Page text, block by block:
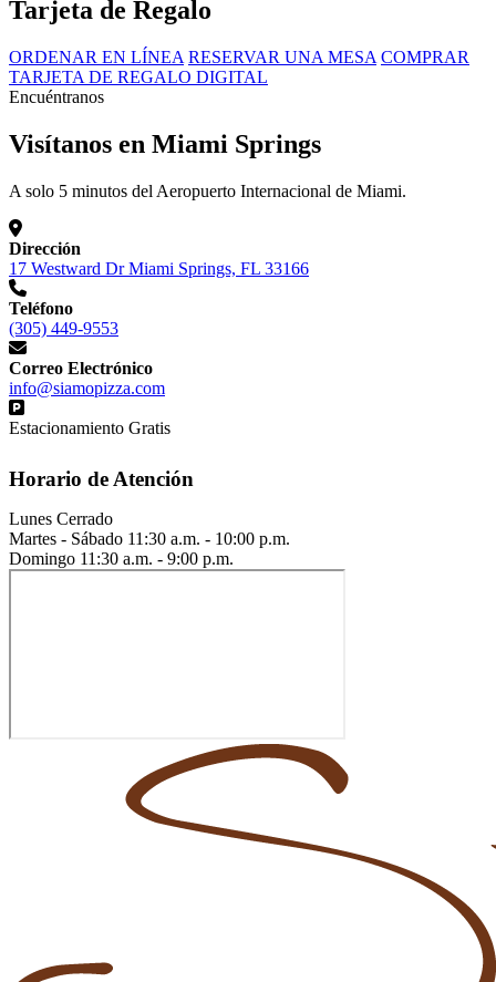
Tarjeta de Regalo
ORDENAR EN LÍNEA RESERVAR UNA MESA COMPRAR
TARJETA DE REGALO DIGITAL
Encuéntranos
Visítanos en Miami Springs
A solo 5 minutos del Aeropuerto Internacional de Miami.
Dirección
17 Westward Dr Miami Springs, FL 33166
Teléfono
(305) 449-9553
Correo Electrónico
info@siamopizza.com
Estacionamiento Gratis
Horario de Atención
Lunes Cerrado
Martes - Sábado 11:30 a.m. - 10:00 p.m.
Domingo 11:30 a.m. - 9:00 p.m.